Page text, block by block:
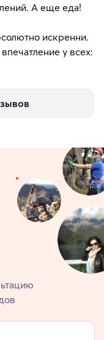
А еще еда!
искренни.
у всех: